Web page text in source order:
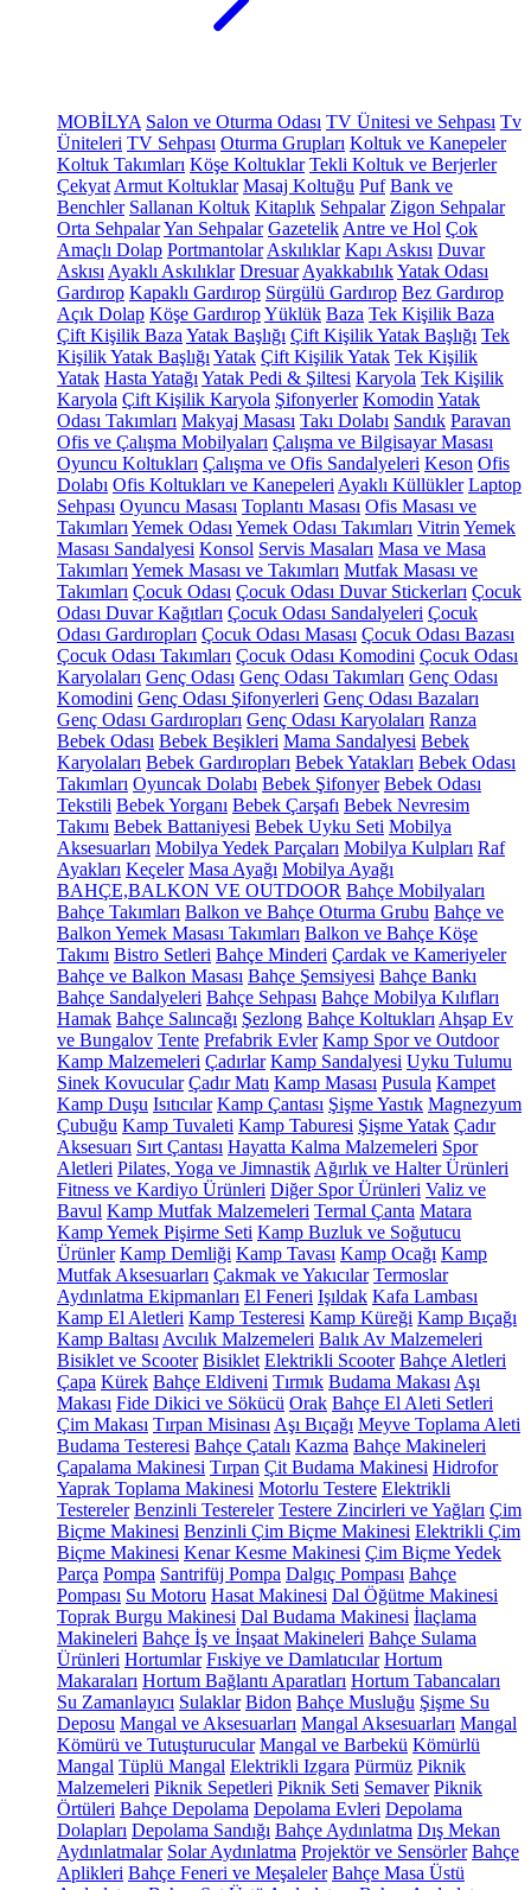
MOBİLYA Salon ve Oturma Odası TV Ünitesi ve Sehpası Tv
Üniteleri TV Sehpası Oturma Grupları Koltuk ve Kanepeler
Koltuk Takımları Köşe Koltuklar Tekli Koltuk ve Berjerler
Çekyat Armut Koltuklar Masaj Koltuğu Puf Bank ve
Benchler Sallanan Koltuk Kitaplık Sehpalar Zigon Sehpalar
Orta SehpalarYan Sehpalar Gazetelik Antre ve Hol Çok
Amaçlı Dolap Portmantolar Askılıklar Kapı Askısı Duvar
Askısı Ayaklı Askılıklar Dresuar AyakkabılıkYatak Odası
Gardırop Kapaklı Gardırop Sürgülü Gardırop Bez Gardırop
Açık Dolap Köşe GardıropYüklük Baza Tek Kişilik Baza
Çift Kişilik Baza Yatak Başlığı Çift Kişilik Yatak Başlığı Tek
Kişilik Yatak Başlığı Yatak Çift Kişilik Yatak Tek Kişilik
Yatak Hasta Yatağı Yatak Pedi & Şiltesi Karyola Tek Kişilik
Karyola Çift Kişilik Karyola Şifonyerler Komodin Yatak
Odası Takımları Makyaj Masası Takı Dolabı Sandık Paravan
Ofis ve Çalışma Mobilyaları Çalışma ve Bilgisayar Masası
Oyuncu Koltukları Çalışma ve Ofis Sandalyeleri Keson Ofis
Dolabı Ofis Koltukları ve Kanepeleri Ayaklı Küllükler Laptop
Sehpası Oyuncu Masası Toplantı Masası Ofis Masası ve
Takımları Yemek Odası Yemek Odası Takımları Vitrin Yemek
Masası Sandalyesi Konsol Servis Masaları Masa ve Masa
Takımları Yemek Masası ve Takımları Mutfak Masası ve
Takımları Çocuk Odası Çocuk Odası Duvar Stickerları Çocuk
Odası Duvar Kağıtları Çocuk Odası Sandalyeleri Çocuk
Odası Gardıropları Çocuk Odası Masası Çocuk Odası Bazası
Çocuk Odası Takımları Çocuk Odası Komodini Çocuk Odası
Karyolaları Genç Odası Genç Odası Takımları Genç Odası
Komodini Genç Odası Şifonyerleri Genç Odası Bazaları
Genç Odası Gardıropları Genç Odası Karyolaları Ranza
Bebek Odası Bebek Beşikleri Mama Sandalyesi Bebek
Karyolaları Bebek Gardıropları Bebek Yatakları Bebek Odası
Takımları Oyuncak Dolabı Bebek Şifonyer Bebek Odası
Tekstili Bebek Yorganı Bebek Çarşafı Bebek Nevresim
Takımı Bebek Battaniyesi Bebek Uyku Seti Mobilya
Aksesuarları Mobilya Yedek Parçaları Mobilya Kulpları Raf
Ayakları Keçeler Masa Ayağı Mobilya Ayağı
BAHÇE,BALKON VE OUTDOOR Bahçe Mobilyaları
Bahçe Takımları Balkon ve Bahçe Oturma Grubu Bahçe ve
Balkon Yemek Masası Takımları Balkon ve Bahçe Köşe
Takımı Bistro Setleri Bahçe Minderi Çardak ve Kameriyeler
Bahçe ve Balkon Masası Bahçe Şemsiyesi Bahçe Bankı
Bahçe Sandalyeleri Bahçe Sehpası Bahçe Mobilya Kılıfları
Hamak Bahçe Salıncağı Şezlong Bahçe Koltukları Ahşap Ev
ve Bungalov Tente Prefabrik Evler Kamp Spor ve Outdoor
Kamp Malzemeleri Çadırlar Kamp Sandalyesi Uyku Tulumu
Sinek Kovucular Çadır Matı Kamp Masası Pusula Kampet
Kamp Duşu Isıtıcılar Kamp Çantası Şişme Yastık Magnezyum
Çubuğu Kamp Tuvaleti Kamp Taburesi Şişme Yatak Çadır
Aksesuarı Sırt Çantası Hayatta Kalma Malzemeleri Spor
Aletleri Pilates, Yoga ve Jimnastik Ağırlık ve Halter Ürünleri
Fitness ve Kardiyo Ürünleri Diğer Spor Ürünleri Valiz ve
Bavul Kamp Mutfak Malzemeleri Termal Çanta Matara
Kamp Yemek Pişirme Seti Kamp Buzluk ve Soğutucu
Ürünler Kamp Demliği Kamp Tavası Kamp Ocağı Kamp
Mutfak Aksesuarları Çakmak ve Yakıcılar Termoslar
Aydınlatma Ekipmanları El Feneri Işıldak Kafa Lambası
Kamp El Aletleri Kamp Testeresi Kamp Küreği Kamp Bıçağı
Kamp Baltası Avcılık Malzemeleri Balık Av Malzemeleri
Bisiklet ve Scooter Bisiklet Elektrikli Scooter Bahçe Aletleri
Çapa Kürek Bahçe Eldiveni Tırmık Budama Makası Aşı
Makası Fide Dikici ve Sökücü Orak Bahçe El Aleti Setleri
Çim Makası Tırpan Misinası Aşı Bıçağı Meyve Toplama Aleti
Budama Testeresi Bahçe Çatalı Kazma Bahçe Makineleri
Çapalama Makinesi Tırpan Çit Budama Makinesi Hidrofor
Yaprak Toplama Makinesi Motorlu Testere Elektrikli
Testereler Benzinli Testereler Testere Zincirleri ve Yağları Çim
Biçme Makinesi Benzinli Çim Biçme Makinesi Elektrikli Çim
Biçme Makinesi Kenar Kesme Makinesi Çim Biçme Yedek
Parça Pompa Santrifüj Pompa Dalgıç Pompası Bahçe
Pompası Su Motoru Hasat Makinesi Dal Öğütme Makinesi
Toprak Burgu Makinesi Dal Budama Makinesi İlaçlama
Makineleri Bahçe İş ve İnşaat Makineleri Bahçe Sulama
Ürünleri Hortumlar Fıskiye ve Damlatıcılar Hortum
Makaraları Hortum Bağlantı Aparatları Hortum Tabancaları
Su Zamanlayıcı Sulaklar Bidon Bahçe Musluğu Şişme Su
Deposu Mangal ve Aksesuarları Mangal Aksesuarları Mangal
Kömürü ve Tutuşturucular Mangal ve Barbekü Kömürlü
Mangal Tüplü Mangal Elektrikli Izgara Pürmüz Piknik
Malzemeleri Piknik Sepetleri Piknik Seti Semaver Piknik
Örtüleri Bahçe Depolama Depolama Evleri Depolama
Dolapları Depolama Sandığı Bahçe Aydınlatma Dış Mekan
Aydınlatmalar Solar Aydınlatma Projektör ve Sensörler Bahçe
Aplikleri Bahçe Feneri ve Meşaleler Bahçe Masa Üstü